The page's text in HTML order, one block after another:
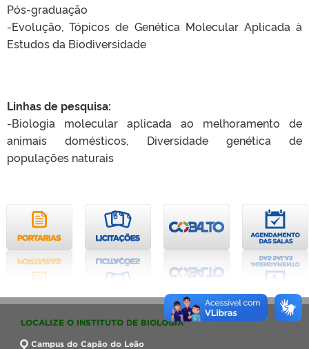
Pós-graduação
-Evolução, Tópicos de Genética Molecular Aplicada à
Estudos da Biodiversidade
Linhas de pesquisa:
-Biologia molecular aplicada ao melhoramento de
animais domésticos, Diversidade genética de
populações naturais
LOCALIZE O INSTITUTO DE BIOLOGIA
Campus do Capão do Leão